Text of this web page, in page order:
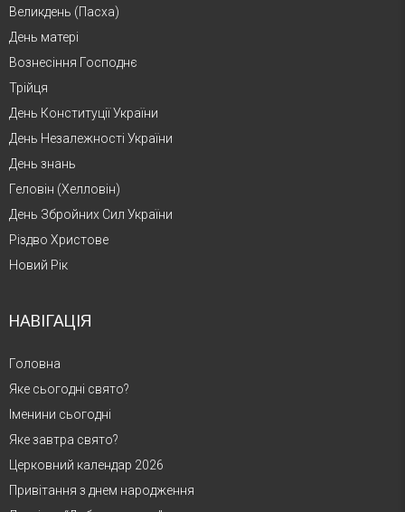
Великдень (Пасха)
День матері
Вознесіння Господнє
Трійця
День Конституції України
День Незалежності України
День знань
Геловін (Хелловін)
День Збройних Сил України
Різдво Христове
Новий Рік
НАВІГАЦІЯ
Головна
Яке сьогодні свято?
Іменини сьогодні
Яке завтра свято?
Церковний календар 2026
Привітання з днем народження